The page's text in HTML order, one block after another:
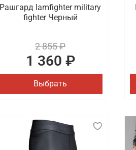
Рашгард Iamfighter military
fighter Черный
2 855 ₽
1 360 ₽
Выбрать